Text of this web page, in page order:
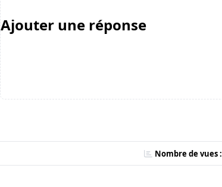
Ajouter une réponse
Nombre de vues :